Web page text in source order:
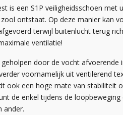
is een S1P veiligheidsschoen
ontstaat. Op deze manier kan
terwijl buitenlucht terug
ventilatie!
door de vocht afvoerende
voornamelijk uit ventilerend
ook een hoge mate van stabiliteit
de enkel tijdens de
ander.